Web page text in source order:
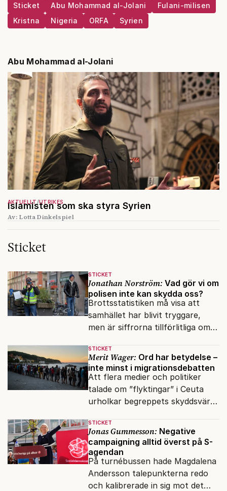
Sticket Abu Mohammad al-Jolani
Fulani-milisen
Kristna
Nigeria ORFA Syrien
Abu Mohammad al-Jolani
Islamisten som ska styra Syrien
AKTUELLT UTRIKES
Av: Lotta Dinkelspiel
Sticket
STICKET
Jonathan Norström: Vad gör vi om
polisen inte kan skydda oss?
Brottsstatistiken må visa att
samhället har blivit tryggare,
men är siffrorna tillförlitliga om
anmäla brott?
STICKET
Merit Wager: Ord har betydelse –
inte minst i migrationsdebatten
Att flera medier och politiker
talade om ”flyktingar” i Ceuta
urholkar begreppets skyddsvärde
och förföljelse.
STICKET
Jonas Gummesson: Negative
campaigning alltid överst på S-
agendan
På turnébussen hade Magdalena
Andersson talepunkterna redo
och kalibrerade in sig mot det